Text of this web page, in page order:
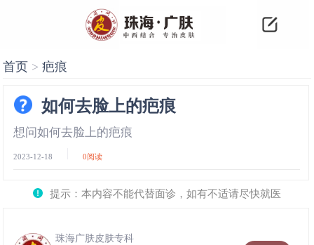
首页 >疤痕
如何去脸上的疤痕
想问如何去脸上的疤痕
2023-12-18 0阅读
提示：本内容不能代替面诊，如有不适请尽快就医
珠海广肤皮肤专科